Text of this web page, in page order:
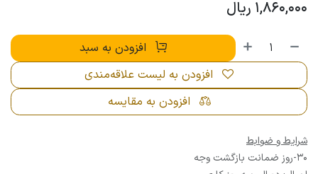
1,860,000 ریال
افزودن به سبد
افزودن به مقایسه
افزودن به لیست علاقه‌مندی
شرایط و ضوابط
30-روز ضمانت بازگشت وجه